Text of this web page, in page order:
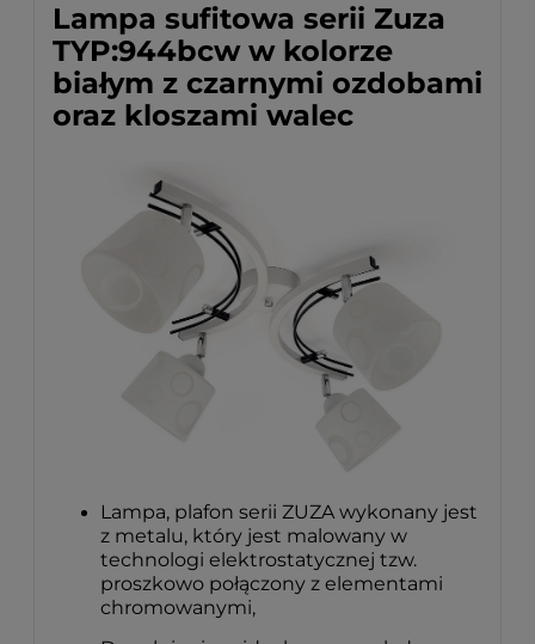
Lampa sufitowa serii Zuza
TYP:944bcw w kolorze
białym z czarnymi ozdobami
oraz kloszami walec
Lampa, plafon serii ZUZA wykonany jest
z metalu, który jest malowany w
technologi elektrostatycznej tzw.
proszkowo połączony z elementami
chromowanymi,